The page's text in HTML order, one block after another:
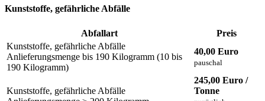
Kunststoffe, gefährliche Abfälle
Abfallart
Preis
Kunststoffe, gefährliche Abfälle
Anlieferungsmenge bis 190 Kilogramm (10 bis
190 Kilogramm)
40,00 Euro
pauschal
Kunststoffe, gefährliche Abfälle
245,00 Euro /
Tonne